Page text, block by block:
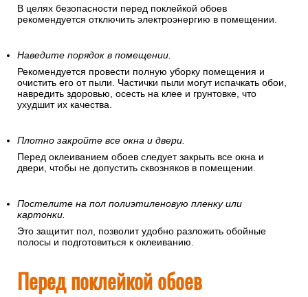
В целях безопасности перед поклейкой обоев
рекомендуется отключить электроэнергию в помещении.
Наведите порядок в помещении.
Рекомендуется провести полную уборку помещения и
очистить его от пыли. Частички пыли могут испачкать обои,
навредить здоровью, осесть на клее и грунтовке, что
ухудшит их качества.
Плотно закройте все окна и двери.
Перед оклеиванием обоев следует закрыть все окна и
двери, чтобы не допустить сквозняков в помещении.
Постелите на пол полиэтиленовую пленку или
картонки.
Это защитит пол, позволит удобно разложить обойные
полосы и подготовиться к оклеиванию.
Перед поклейкой обоев